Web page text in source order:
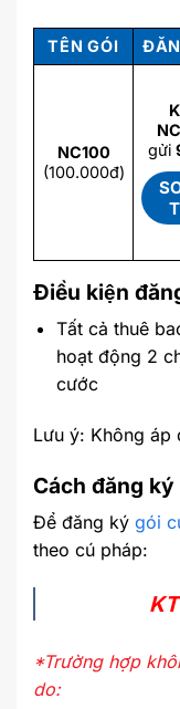
TÊN GÓI
NC100
(100.000đ)
gửi
Điều kiện
Tất cả thuê
hoạt động 2
cước
Lưu ý: Không áp
Cách đăng
Để đăng ký gói
theo cú pháp:
*Trường hợp
do: